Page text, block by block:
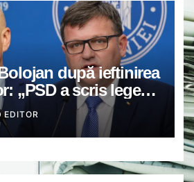
după ieftinirea
„PSD a scris legea.
ați scris discursul
EDITOR